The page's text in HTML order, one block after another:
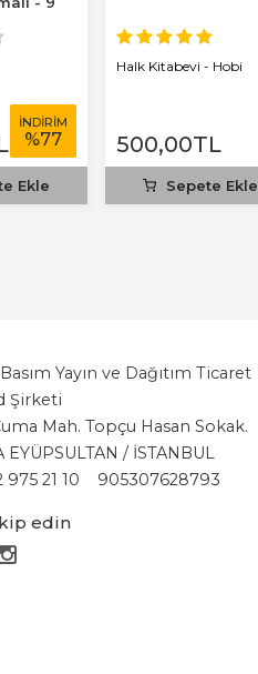
İNDİRİM
%77
Ekle
Halk Kitabevi - Hobi
500,00TL
Sepete Ekle
Yayın ve Dağıtım Ticaret
Şirketi
Mah. Topçu Hasan Sokak.
EYÜPSULTAN / İSTANBUL
975 21 10
905307628793
edin